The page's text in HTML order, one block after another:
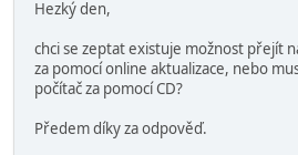
Hezký den,
chci se zeptat existuje možnost přejít
za pomocí online aktualizace, nebo
počítač za pomocí CD?
Předem díky za odpověď.